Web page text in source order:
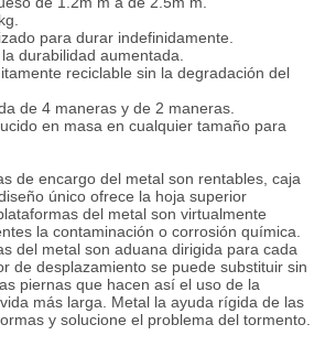
para durar indefinidamente.
durabilidad aumentada.
reciclable sin la degradación del
de 4 maneras y de 2 maneras.
en masa en cualquier tamaño para
de encargo del metal son rentables, caja
único ofrece la hoja superior
del metal son virtualmente
la contaminación o corrosión química.
del metal son aduana dirigida para cada
de desplazamiento se puede substituir sin
piernas que hacen así el uso de la
más larga. Metal la ayuda rígida de las
y solucione el problema del tormento.